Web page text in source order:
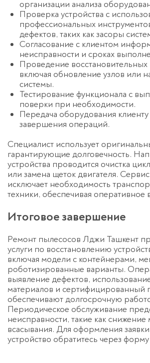
организации анализа
Проверка устройства с
профессиональных
дефектов, таких как засоры
Согласование с клиентом
неисправности и сроках
Проведение
включая обновление узлов или
системы.
Тестирование функционала с
поверки при необходимости.
Передача оборудования
завершения операций.
Специалист использует
гарантирующие долговечность.
устройства проводится очистка
или замена щеток двигателя.
исключает необходимость
техники, обеспечивая оперативное
Итоговое завершение
Ремонт пылесосов Лджи Ташкент
услуги по восстановлению
включая модели с контейнерами,
роботизированные варианты.
выявление дефектов,
материалов и сертифицированный
обеспечивают долгосрочную
Периодическое обслуживание
неисправности, такие как
всасывания. Для оформления
устройство обратитесь через форму
Оставьте заявку
перезвоним в течение 3-х минут